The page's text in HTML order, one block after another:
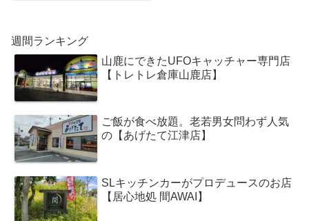
週間ランキング
山鹿にできたUFOキャッチャー専門店
【トレトレ倉庫山鹿店】
ご飯が食べ放題。老若男女問わず人気
の【あげたて江津店】
SLキッチンカーがプロデュースのお店
【居心地処 間AWAI】